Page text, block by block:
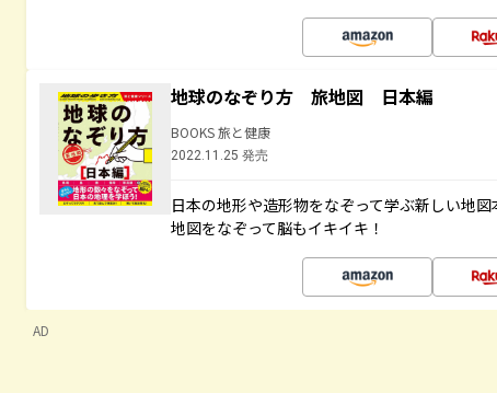
地球のなぞり方 旅地図 日本編
BOOKS 旅と健康
2022.11.25 発売
日本の地形や造形物をなぞって学ぶ新しい地
地図をなぞって脳もイキイキ！
AD